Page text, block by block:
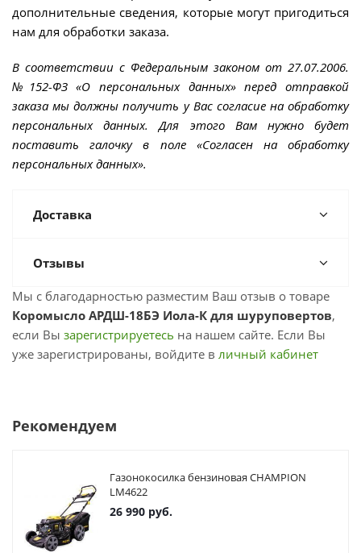
дополнительные сведения, которые могут пригодиться
нам для обработки заказа.
В соответствии с Федеральным законом от 27.07.2006.
№152-ФЗ «О персональных данных» перед отправкой
заказа мы должны получить у Вас согласие на обработку
персональных данных. Для этого Вам нужно будет
поставить галочку в поле «Согласен на обработку
персональных данных».
Доставка
Отзывы
Мы с благодарностью разместим Ваш отзыв о товаре
Коромысло АРДШ-18БЭ Иола-К для шуруповертов,
если Вы зарегистрируетесь на нашем сайте. Если Вы
уже зарегистрированы, войдите в личный кабинет
Рекомендуем
Газонокосилка бензиновая CHAMPION
LM4622
26 990 руб.